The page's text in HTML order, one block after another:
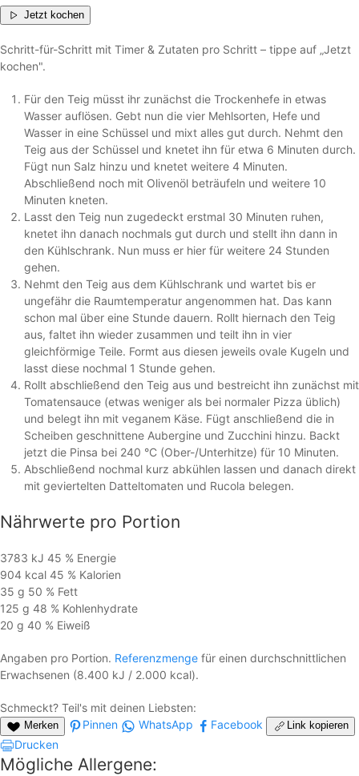
Jetzt kochen
Schritt-für-Schritt mit Timer & Zutaten pro Schritt – tippe auf „Jetzt
kochen".
Für den Teig müsst ihr zunächst die Trockenhefe in etwas
Wasser auflösen. Gebt nun die vier Mehlsorten, Hefe und
Wasser in eine Schüssel und mixt alles gut durch. Nehmt den
Teig aus der Schüssel und knetet ihn für etwa 6 Minuten durch.
Fügt nun Salz hinzu und knetet weitere 4 Minuten.
Abschließend noch mit Olivenöl beträufeln und weitere 10
Minuten kneten.
Lasst den Teig nun zugedeckt erstmal 30 Minuten ruhen,
knetet ihn danach nochmals gut durch und stellt ihn dann in
den Kühlschrank. Nun muss er hier für weitere 24 Stunden
gehen.
Nehmt den Teig aus dem Kühlschrank und wartet bis er
ungefähr die Raumtemperatur angenommen hat. Das kann
schon mal über eine Stunde dauern. Rollt hiernach den Teig
aus, faltet ihn wieder zusammen und teilt ihn in vier
gleichförmige Teile. Formt aus diesen jeweils ovale Kugeln und
lasst diese nochmal 1 Stunde gehen.
Rollt abschließend den Teig aus und bestreicht ihn zunächst mit
Tomatensauce (etwas weniger als bei normaler Pizza üblich)
und belegt ihn mit veganem Käse. Fügt anschließend die in
Scheiben geschnittene Aubergine und Zucchini hinzu. Backt
jetzt die Pinsa bei 240 °C (Ober-/Unterhitze) für 10 Minuten.
Abschließend nochmal kurz abkühlen lassen und danach direkt
mit geviertelten Datteltomaten und Rucola belegen.
Nährwerte pro Portion
3783 kJ 45 % Energie
904 kcal 45 % Kalorien
35 g 50 % Fett
125 g 48 % Kohlen­hydrate
20 g 40 % Eiweiß
Angaben pro Portion. Referenzmenge für einen durchschnittlichen
Erwachsenen (8.400 kJ / 2.000 kcal).
Schmeckt? Teil's mit deinen Liebsten:
Merken Pinnen WhatsApp Facebook Link kopieren
Drucken
Mögliche Allergene: